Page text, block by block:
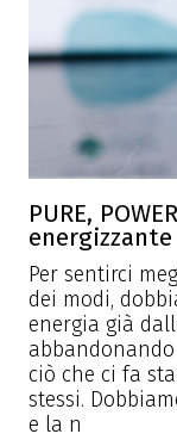
PURE,
Per sentirci
dei modi,
energia già
ciò che ci fa
stessi.
e la n